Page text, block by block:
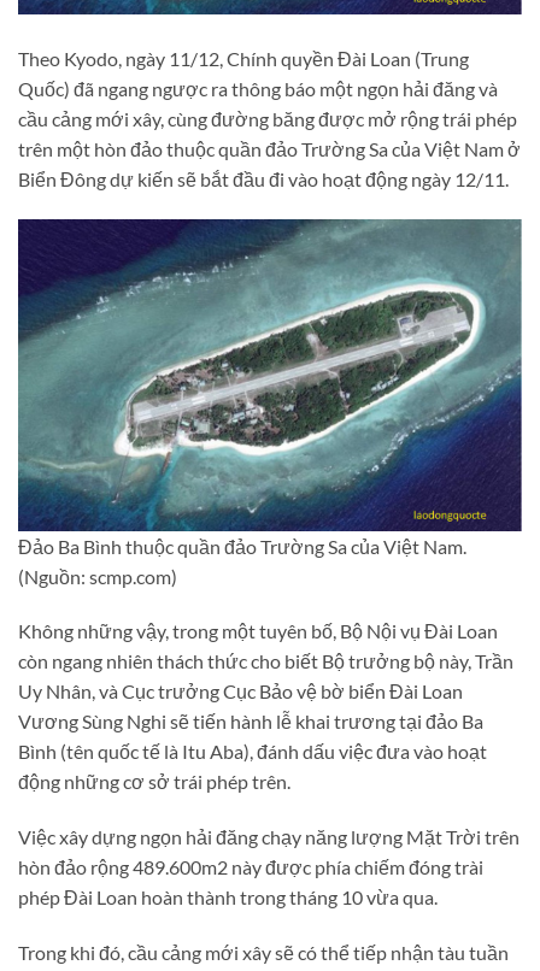
Theo Kyodo, ngày 11/12, Chính quyền Đài Loan (Trung
Quốc) đã ngang ngược ra thông báo một ngọn hải đăng và
cầu cảng mới xây, cùng đường băng được mở rộng trái phép
trên một hòn đảo thuộc quần đảo Trường Sa của Việt Nam ở
Biển Đông dự kiến sẽ bắt đầu đi vào hoạt động ngày 12/11.
Đảo Ba Bình thuộc quần đảo Trường Sa của Việt Nam.
(Nguồn: scmp.com)
Không những vậy, trong một tuyên bố, Bộ Nội vụ Đài Loan
còn ngang nhiên thách thức cho biết Bộ trưởng bộ này, Trần
Uy Nhân, và Cục trưởng Cục Bảo vệ bờ biển Đài Loan
Vương Sùng Nghi sẽ tiến hành lễ khai trương tại đảo Ba
Bình (tên quốc tế là Itu Aba), đánh dấu việc đưa vào hoạt
động những cơ sở trái phép trên.
Việc xây dựng ngọn hải đăng chạy năng lượng Mặt Trời trên
hòn đảo rộng 489.600m2 này được phía chiếm đóng trài
phép Đài Loan hoàn thành trong tháng 10 vừa qua.
Trong khi đó, cầu cảng mới xây sẽ có thể tiếp nhận tàu tuần